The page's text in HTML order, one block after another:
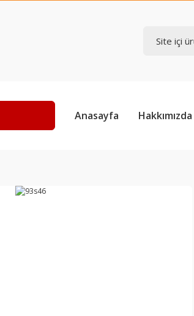
Anasayfa Hakkımızda